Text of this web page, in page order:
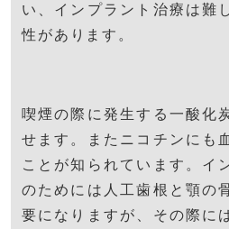
い、インプラント治療は難
性があります。
喫煙の際に発生する一酸化
せます。またニコチンにも
ことが知られています。イ
のためには人工歯根と顎の
要になりますが、その際に